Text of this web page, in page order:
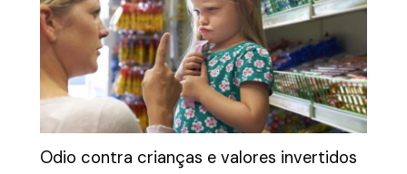
Odio contra crianças e valores invertidos